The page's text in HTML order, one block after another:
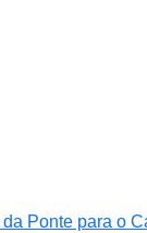
Ponte para o